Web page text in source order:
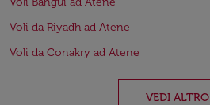
Voli da Riyadh ad Atene
Voli da Conakry ad Atene
VEDI ALTRO